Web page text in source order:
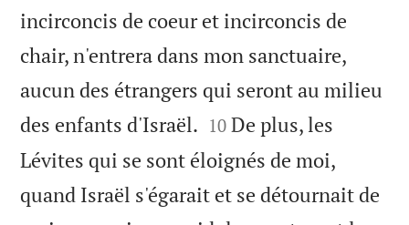
incirconcis de coeur et incirconcis de
chair, n'entrera dans mon sanctuaire,
aucun des étrangers qui seront au milieu
des enfants d'Israël. 

10 De plus, les
Lévites qui se sont éloignés de moi,
quand Israël s'égarait et se détournait de